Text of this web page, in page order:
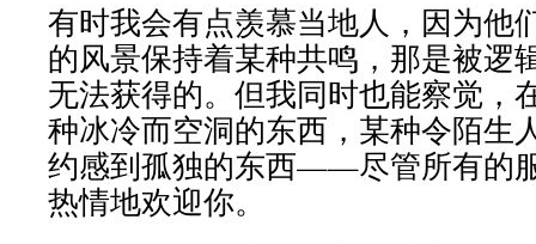
有时我会有点羡慕当地人，因为他
的风景保持着某种共鸣，那是被逻
无法获得的。但我同时也能察觉，
种冰冷而空洞的东西，某种令陌生
约感到孤独的东西——尽管所有的
热情地欢迎你。